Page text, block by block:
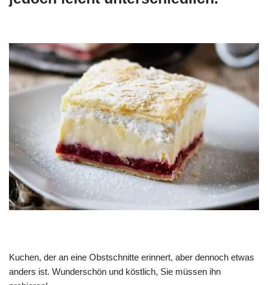
Kuchen, der an eine Obstschnitte erinnert, aber dennoch etwas
anders ist. Wunderschön und köstlich, Sie müssen ihn